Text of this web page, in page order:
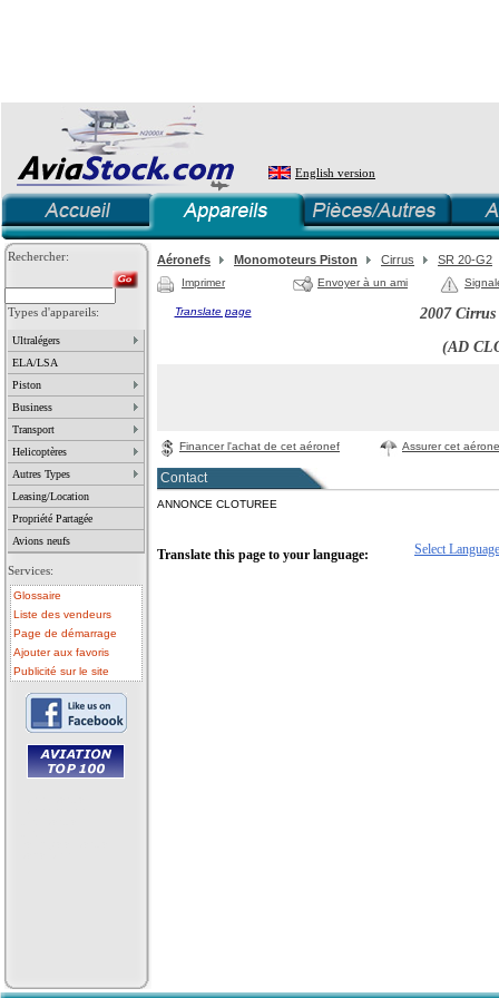
English version
Rechercher:
Types d'appareils:
Ultralégers
ELA/LSA
Piston
Business
Transport
Helicoptères
Autres Types
Leasing/Location
Propriété Partagée
Avions neufs
Services:
Glossaire
Liste des vendeurs
Page de démarrage
Ajouter aux favoris
Publicité sur le site
Aéronefs Monomoteurs Piston Cirrus SR 20-G2
Imprimer Envoyer à un ami
2007 Cirrus
(AD
Translate page
Financer l'achat de cet aéronef Assurer cet
Contact
ANNONCE CLOTUREE
Translate this page to your language: Select Language